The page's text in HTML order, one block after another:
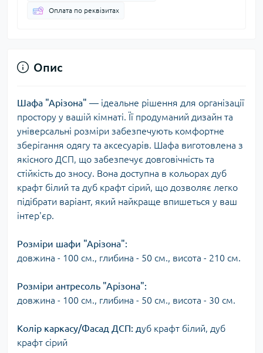
Оплата по реквізитах
Опис
Шафа "Арізона" — ідеальне рішення для організації
простору у вашій кімнаті. Її продуманий дизайн та
універсальні розміри забезпечують комфортне
зберігання одягу та аксесуарів. Шафа виготовлена з
якісного ДСП, що забезпечує довговічність та
стійкість до зносу. Вона доступна в кольорах дуб
крафт білий та дуб крафт сірий, що дозволяє легко
підібрати варіант, який найкраще впишеться у ваш
інтер'єр.
Розміри шафи "Арізона":
довжина - 100 см., глибина - 50 см., висота - 210 см.
Розміри антресоль "Арізона":
довжина - 100 см., глибина - 50 см., висота - 30 см.
Колір каркасу/Фасад ДСП: дуб крафт білий, дуб
крафт сірий